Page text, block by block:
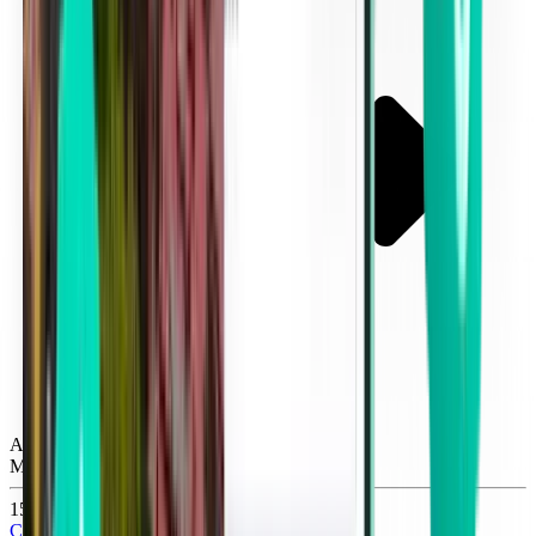
Atlanta ATL
Mon, Oct 26
152 lei
Căutare